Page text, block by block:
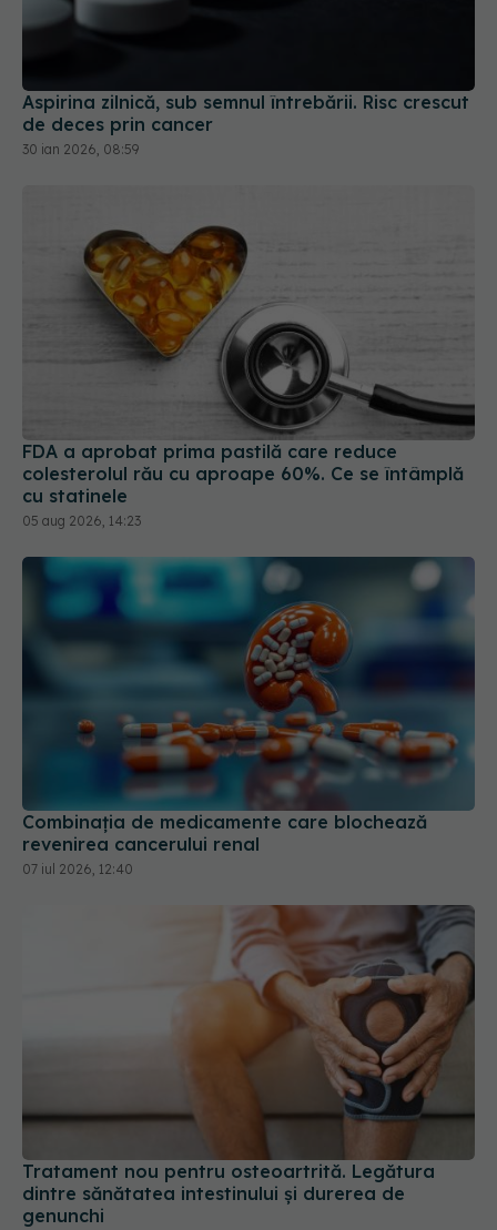
Aspirina zilnică, sub semnul întrebării. Risc crescut
de deces prin cancer
30 ian 2026, 08:59
FDA a aprobat prima pastilă care reduce
colesterolul rău cu aproape 60%. Ce se întâmplă
cu statinele
05 aug 2026, 14:23
Combinația de medicamente care blochează
revenirea cancerului renal
07 iul 2026, 12:40
Tratament nou pentru osteoartrită. Legătura
dintre sănătatea intestinului și durerea de
genunchi